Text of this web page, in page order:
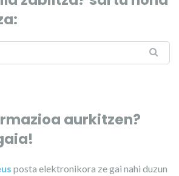
aurkitzen?
posta elektronikora ze gai nahi duzun